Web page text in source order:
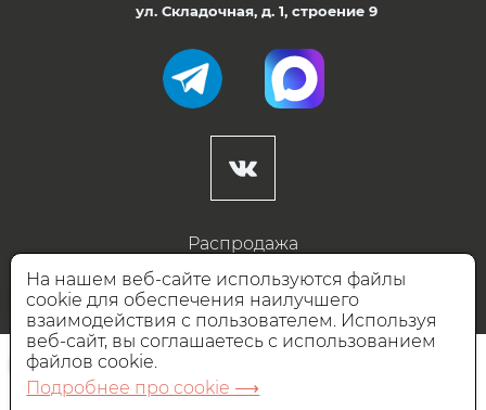
ул. Складочная, д. 1, строение 9
Распродажа
Готовые дизайны
Дизайнерам
НАШИ ПАРТНЁРЫ
На нашем веб-сайте используются файлы
cookie для обеспечения наилучшего
взаимодействия с пользователем. Используя
веб-сайт, вы соглашаетесь с использованием
файлов cookie.
Подробнее про cookie ⟶